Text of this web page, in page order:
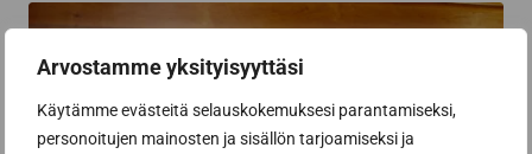
Arvostamme yksityisyyttäsi
Käytämme evästeitä selauskokemuksesi parantamiseksi,
personoitujen mainosten ja sisällön tarjoamiseksi ja